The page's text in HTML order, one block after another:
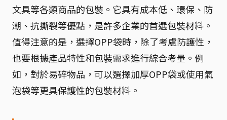
文具等各類商品的包裝。它具有成本低、環保、防
潮、抗撕裂等優點，是許多企業的首選包裝材料。
值得注意的是，選擇OPP袋時，除了考慮防護性，
也要根據產品特性和包裝需求進行綜合考量。例
如，對於易碎物品，可以選擇加厚OPP袋或使用氣
泡袋等更具保護性的包裝材料。